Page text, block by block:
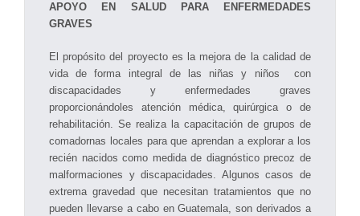
APOYO EN SALUD PARA ENFERMEDADES
GRAVES
El propósito del proyecto es la mejora de la calidad de
vida de forma integral de las niñas y niños con
discapacidades y enfermedades graves
proporcionándoles atención médica, quirúrgica o de
rehabilitación. Se realiza la capacitación de grupos de
comadornas locales para que aprendan a explorar a los
recién nacidos como medida de diagnóstico precoz de
malformaciones y discapacidades. Algunos casos de
extrema gravedad que necesitan tratamientos que no
pueden llevarse a cabo en Guatemala, son derivados a